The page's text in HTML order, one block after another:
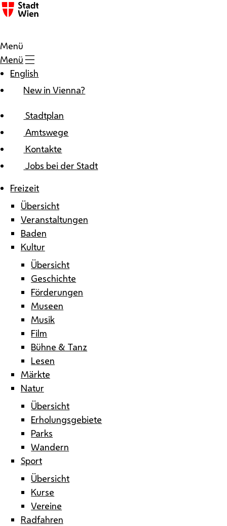
Zum Inhalt
Menü
Menü
English
New in Vienna?
Stadtplan
Amtswege
Kontakte
Jobs bei der Stadt
Freizeit
Übersicht
Veranstaltungen
Baden
Kultur
Übersicht
Geschichte
Förderungen
Museen
Musik
Film
Bühne & Tanz
Lesen
Märkte
Natur
Übersicht
Erholungsgebiete
Parks
Wandern
Sport
Übersicht
Kurse
Vereine
Radfahren